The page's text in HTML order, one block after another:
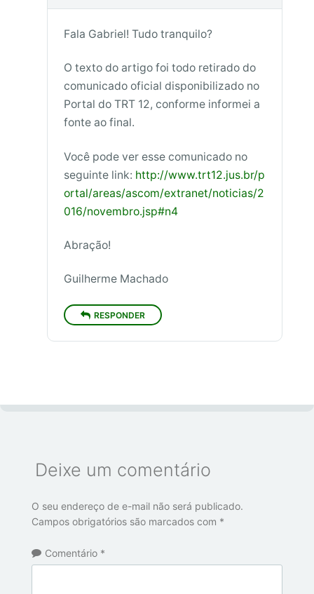
Fala Gabriel! Tudo tranquilo?
O texto do artigo foi todo retirado do
comunicado oficial disponibilizado no
Portal do TRT 12, conforme informei a
fonte ao final.
Você pode ver esse comunicado no
seguinte link: http://www.trt12.jus.br/p
ortal/areas/ascom/extranet/noticias/2
016/novembro.jsp#n4
Abração!
Guilherme Machado
RESPONDER
Deixe um comentário
O seu endereço de e-mail não será publicado.
Campos obrigatórios são marcados com *
Comentário *